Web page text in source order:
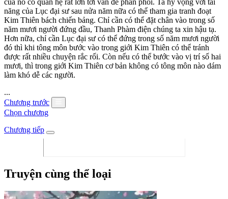
năng của Lục đại sư sau nửa năm nữa có thể tham gia tranh đoạt
Kim Thiên bách chiến bảng. Chỉ cần có thể đặt chân vào trong số
năm mươi người đứng đầu, Thanh Phàm điện chúng ta xin hậu tạ.
Hơn nữa, chỉ cần Lục đại sư có thể đứng trong số năm mươi người
đó thì khi tông môn bước vào trong giới Kim Thiên có thể tránh
được rất nhiều chuyện rắc rối. Còn nếu có thể bước vào vị trí số hai
mươi, thì trong giới Kim Thiên cơ bản không có tông môn nào dám
làm khó dễ các người.
...
Chương trước
Chọn chương
Chương tiếp
Truyện cùng thể loại